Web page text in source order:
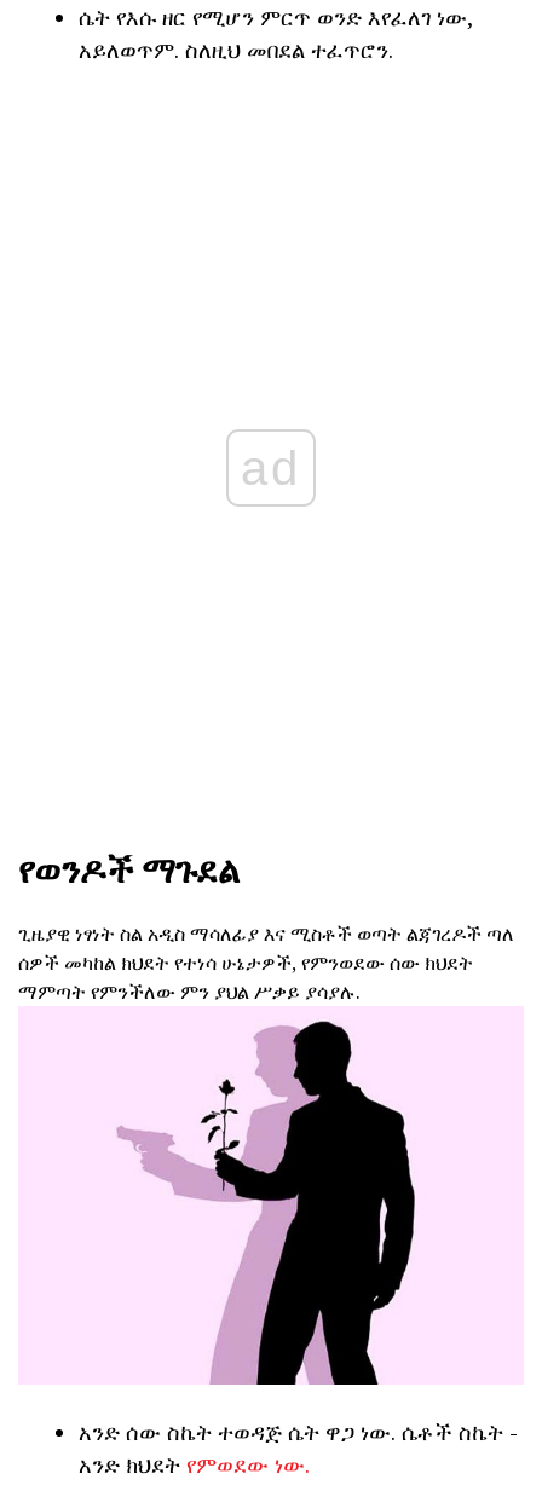
ሴት የእሱ ዘር የሚሆን ምርጥ ወንድ እየፈለገ ነው,
አይለወጥም. ስለዚህ መበደል ተፈጥሮን.
ad
የወንዶች ማጉደል
ጊዜያዊ ነፃነት ስል አዲስ ማሳለፊያ እና ሚስቶች ወጣት ልጃገረዶች ጣለ
ሰዎች መካከል ክህደት የተነሳ ሁኔታዎች, የምንወደው ሰው ክህደት
ማምጣት የምንችለው ምን ያህል ሥቃይ ያሳያሉ.
አንድ ሰው ስኬት ተወዳጅ ሴት ዋጋ ነው. ሴቶች ስኬት -
አንድ ክህደት የምወደው ነው.